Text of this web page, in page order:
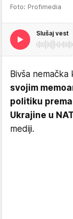
Foto: Profimedia
Slušaj vest
Bivša nemačka
svojim
politiku
Ukrajine u
mediji.